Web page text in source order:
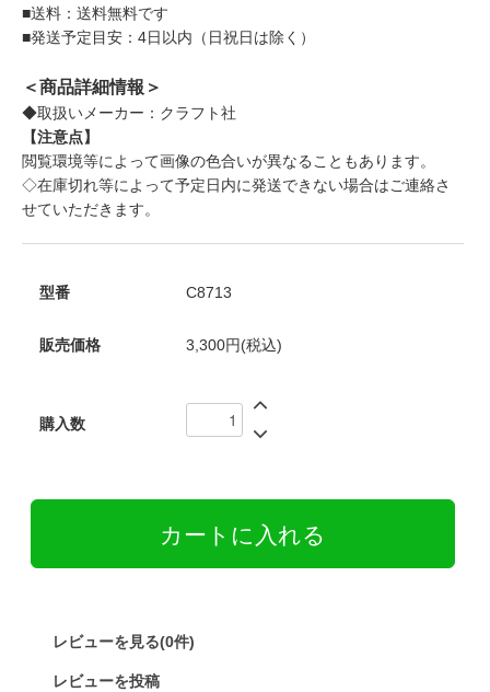
■送料：送料無料です
■発送予定目安：4日以内（日祝日は除く）
＜商品詳細情報＞
◆取扱いメーカー：クラフト社
【注意点】
閲覧環境等によって画像の色合いが異なることもあります。
◇在庫切れ等によって予定日内に発送できない場合はご連絡さ
せていただきます。
型番 C8713
販売価格 3,300円(税込)
購入数
レビューを見る(0件)
レビューを投稿